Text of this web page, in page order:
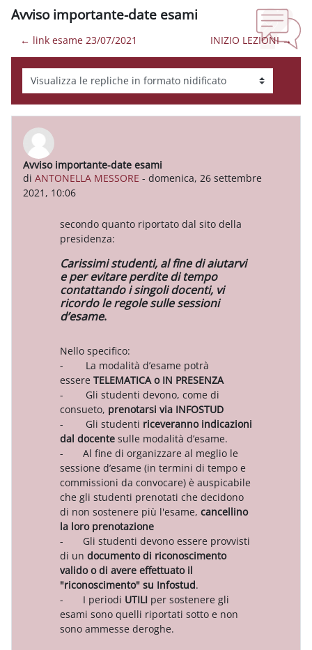
Avviso importante-date esami
← link esame 23/07/2021 INIZIO LEZIONI →
Modalità visualizzazione
Avviso importante-date esami
di ANTONELLA MESSORE - domenica, 26 settembre
2021, 10:06
Numero di risposte: 0
secondo quanto riportato dal sito della
presidenza:
Carissimi studenti, al fine di aiutarvi
e per evitare perdite di tempo
contattando i singoli docenti, vi
ricordo le regole sulle sessioni
d’esame.
Nello specifico:
- La modalità d’esame potrà
essere TELEMATICA o IN PRESENZA
- Gli studenti devono, come di
consueto, prenotarsi via INFOSTUD
- Gli studenti riceveranno indicazioni
dal docente sulle modalità d’esame.
- Al fine di organizzare al meglio le
sessione d’esame (in termini di tempo e
commissioni da convocare) è auspicabile
che gli studenti prenotati che decidono
di non sostenere più l'esame, cancellino
la loro prenotazione
- Gli studenti devono essere provvisti
di un documento di riconoscimento
valido o di avere effettuato il
"riconoscimento" su Infostud.
- I periodi UTILI per sostenere gli
esami sono quelli riportati sotto e non
sono ammesse deroghe.